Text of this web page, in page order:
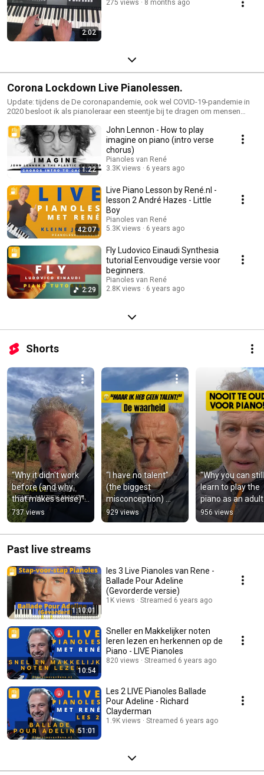
2:02
275 views 8 months ago
Corona Lockdown Live Pianolessen.
Update: tijdens de De coronapandemie, ook wel COVID-19-pandemie in
2020 besloot ik als pianoleraar een steentje bij te dragen om mensen
door te komen door een serie gratis online lessen aan te bieden, mijn PVR
LIVE Pianolessen en de Corona Lockdown Live pianotrainingen. Onlangs
heb ik besloten deze gewoon online te zetten. Al het lesmateriaal is
inmiddels onderdeel van mijn lesprogramma en niet meer beschikbaar in
het openbaar. Wil je graag meer leren over mijn online pianolessen via
PianolesvanRene.nl? Kijk gerust even op https://pianolesvanrene.nl
1:22
John Lennon - How to play
imagine on piano (intro verse
chorus)
Pianoles van René
3.3K views
6 years ago
42:07
Live Piano Lesson by René.nl -
lesson 2 André Hazes - Little
Boy
Pianoles van René
5.3K views
6 years ago
2:29
Fly Ludovico Einaudi Synthesia
tutorial Eenvoudige versie voor
beginners.
Pianoles van René
2.8K views
6 years ago
Shorts
“Why it didn't work
before (and why
that makes sense)”
#pianofrustration
#restartingwithpian
o
737 views
“I have no talent”
(the biggest
misconception)
#notalentpiano
929 views
"Why you can still
learn to play the
piano as an
#piano
956 views
Past live streams
1:10:01
les 3 Live Pianoles van Rene -
Ballade Pour Adeline
(Gevorderde versie)
1K views Streamed 6 years ago
10:54
Sneller en Makkelijker noten
leren lezen en herkennen op de
Piano - LIVE Pianoles
820 views Streamed 6 years ago
51:01
Les 2 LIVE Pianoles Ballade
Pour Adeline - Richard
Clayderman
1.9K views Streamed 6 years ago